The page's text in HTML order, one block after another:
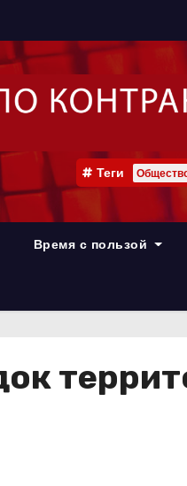
Теги
Время с пользой